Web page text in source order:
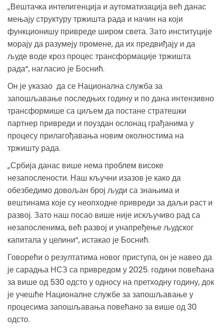
„Вештачка интелигенција и аутоматизација већ данас
мењају структуру тржишта рада и начин на који
функционишу привреде широм света. Зато институције
морају да разумеју промене, да их предвиђају и да
људе воде кроз процес трансформације тржишта
рада“, нагласио је Боснић.
Он је указао да се Национална служба за
запошљавање последњих годину и по дана интензивно
трансформише са циљем да постане стратешки
партнер привреди и поуздан ослонац грађанима у
процесу прилагођавања новим околностима на
тржишту рада.
„Србија данас више нема проблем високе
незапослености. Наш кључни изазов је како да
обезбедимо довољан број људи са знањима и
вештинама које су неопходне привреди за даљи раст и
развој. Зато наш посао више није искључиво рад са
незапосленима, већ развој и унапређење људског
капитала у целини“, истакао је Боснић.
Говорећи о резултатима новог приступа, он је навео да
је сарадња НСЗ са привредом у 2025. години повећана
за више од 530 одсто у односу на претходну годину, док
је учешће Националне службе за запошљавање у
процесима запошљавања повећано за више од 30
одсто.